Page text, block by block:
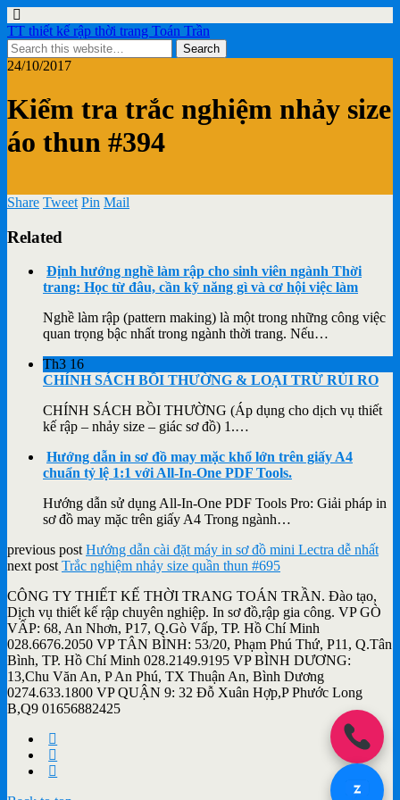
TT thiết kế rập thời trang Toán Trần
24/10/2017
Kiểm tra trắc nghiệm nhảy size
áo thun #394
Share Tweet Pin Mail
Related
Định hướng nghề làm rập cho sinh viên ngành Thời
trang: Học từ đâu, cần kỹ năng gì và cơ hội việc làm
Nghề làm rập (pattern making) là một trong những công việc
quan trọng bậc nhất trong ngành thời trang. Nếu…
Th3 16
CHÍNH SÁCH BỒI THƯỜNG & LOẠI TRỪ RỦI RO
CHÍNH SÁCH BỒI THƯỜNG (Áp dụng cho dịch vụ thiết
kế rập – nhảy size – giác sơ đồ) 1.…
Hướng dẫn in sơ đồ may mặc khổ lớn trên giấy A4
chuẩn tỷ lệ 1:1 với All-In-One PDF Tools.
Hướng dẫn sử dụng All-In-One PDF Tools Pro: Giải pháp in
sơ đồ may mặc trên giấy A4 Trong ngành…
previous post Hướng dẫn cài đặt máy in sơ đồ mini Lectra dễ nhất
next post Trắc nghiệm nhảy size quần thun #695
CÔNG TY THIẾT KẾ THỜI TRANG TOÁN TRẦN. Đào tạo,
Dịch vụ thiết kế rập chuyên nghiệp. In sơ đồ,rập gia công. VP GÒ
VẤP: 68, An Nhơn, P17, Q.Gò Vấp, TP. Hồ Chí Minh
028.6676.2050 VP TÂN BÌNH: 53/20, Phạm Phú Thứ, P11, Q.Tân
Bình, TP. Hồ Chí Minh 028.2149.9195 VP BÌNH DƯƠNG:
13,Chu Văn An, P An Phú, TX Thuận An, Bình Dương
0274.633.1800 VP QUẬN 9: 32 Đỗ Xuân Hợp,P Phước Long
B,Q9 01656882425